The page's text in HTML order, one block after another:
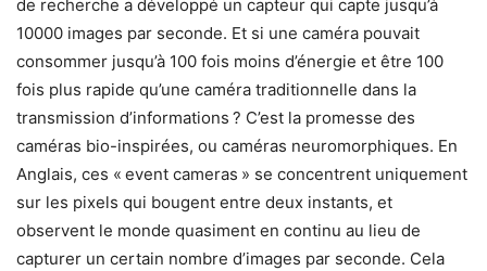
de recherche a développé un capteur qui capte jusqu’à
10000 images par seconde. Et si une caméra pouvait
consommer jusqu’à 100 fois moins d’énergie et être 100
fois plus rapide qu’une caméra traditionnelle dans la
transmission d’informations ? C’est la promesse des
caméras bio-inspirées, ou caméras neuromorphiques. En
Anglais, ces « event cameras » se concentrent uniquement
sur les pixels qui bougent entre deux instants, et
observent le monde quasiment en continu au lieu de
capturer un certain nombre d’images par seconde. Cela